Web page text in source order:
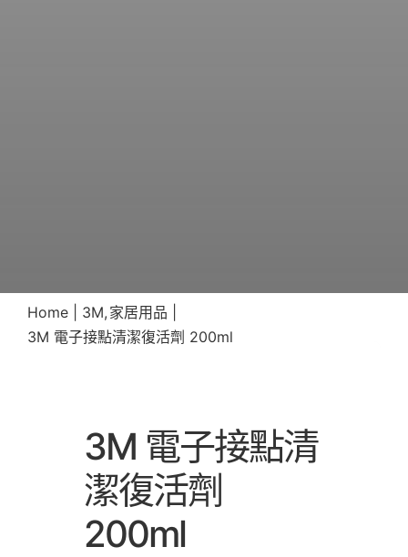
Home 3M 家居用品
3M 電子接點清潔復活劑 200ml
3M 電子接點清
潔復活劑
200ml